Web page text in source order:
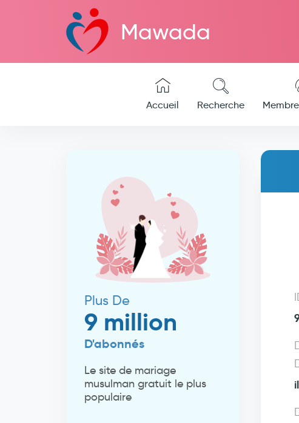
Mawada
Accueil Recherche
Plus De
9 million
D'abonnés
Le site de mariage
musulman gratuit le plus
populaire